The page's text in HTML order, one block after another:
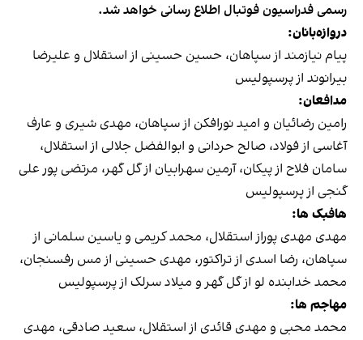
رسمی فدراسیون فوتبال اطلاع رسانی خواهد شد.
دروازه‌بانان:
پیام نیازمند از سپاهان، حسین حسینی از استقلال و علیرضا
بیرانوند از پرسپولیس
مدافعان:
رامین رضائیان و امید نورافکن از سپاهان، مهدی شیری و عارف
آغاسی از فولاد، صالح حردانی و ابوالفضل جلالی از استقلال،
سامان فلاح از پیکان، آرمین سهرابیان از گل گهر، مرتضی پور علی
گنجی از پرسپولیس
هافبک ها:
مهدی مهدی پوراز استقلال، محمد کریمی و یاسین سلمانی از
سپاهان، رضا اسدی از تراکتور، مهدی حسینی از مس رفسنجان،
محمد خدابنده لو از گل گهر و میلاد سرلک از پرسپولیس
مهاجم ها:
محمد محبی و مهدی قائدی از استقلال، سعید صادقی، مهدی